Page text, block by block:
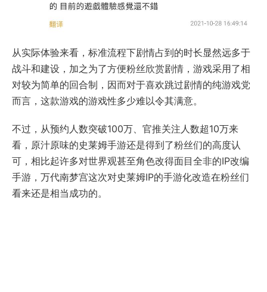
从实际体验来看，标准流程下剧情占到的时长显然远多于
战斗和建设，加之为了方便粉丝欣赏剧情，游戏采用了相
对较为简单的回合制，因而对于喜欢跳过剧情的纯游戏党
而言，这款游戏的游戏性多少难以令其满意。
不过，从预约人数突破100万、官推关注人数超10万来
看，原汁原味的史莱姆手游还是得到了粉丝们的高度认
可，相比起许多对世界观甚至角色改得面目全非的IP改编
手游，万代南梦宫这次对史莱姆IP的手游化改造在粉丝们
看来还是相当成功的。